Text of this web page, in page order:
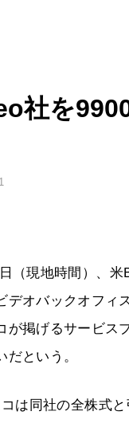
社を
（現地時間）、
デオバックオフ
掲げるサービス
という。
は同社の全株式